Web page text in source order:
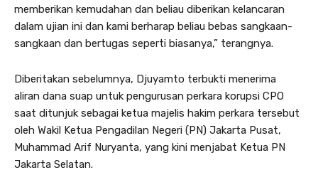
memberikan kemudahan dan beliau diberikan kelancaran
dalam ujian ini dan kami berharap beliau bebas sangkaan-
sangkaan dan bertugas seperti biasanya,” terangnya.
Diberitakan sebelumnya, Djuyamto terbukti menerima
aliran dana suap untuk pengurusan perkara korupsi CPO
saat ditunjuk sebagai ketua majelis hakim perkara tersebut
oleh Wakil Ketua Pengadilan Negeri (PN) Jakarta Pusat,
Muhammad Arif Nuryanta, yang kini menjabat Ketua PN
Jakarta Selatan.